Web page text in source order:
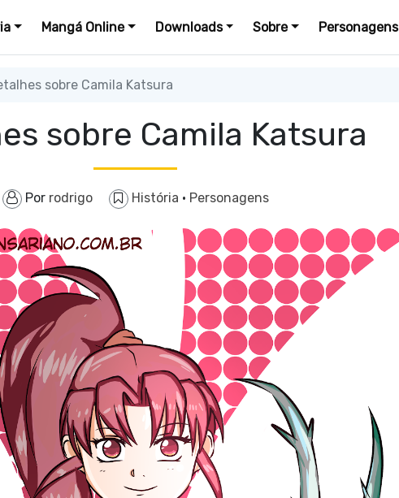
Mangá Online Downloads Sobre Personagens
sobre Camila Katsura
sobre Camila Katsura
Por rodrigo História · Personagens